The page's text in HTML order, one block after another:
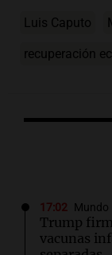
Luis Caputo
recuperación
17:02 Mundo
Trump
vacunas